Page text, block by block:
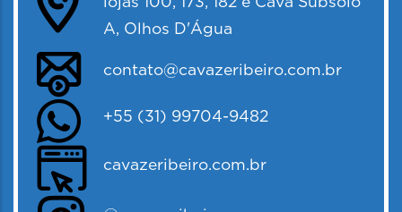
A, Olhos D'Água
contato@cavazeribeiro.com.br
+55 (31) 99704-9482
cavazeribeiro.com.br